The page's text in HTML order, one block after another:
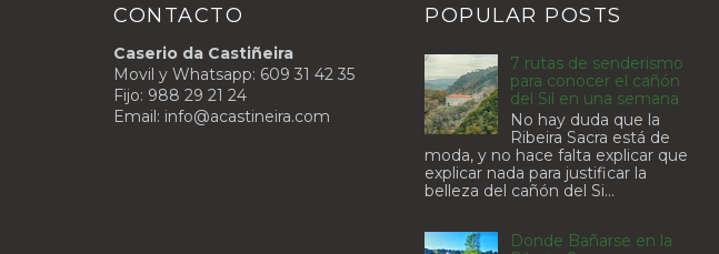
CONTACTO
Caserio da Castiñeira
Movil y Whatsapp: 609 31 42 35
Fijo: 988 29 21 24
Email: info@acastineira.com
POPULAR POSTS
7 rutas de senderismo
para conocer el cañón
del Sil en una semana
No hay duda que la
Ribeira Sacra está de
moda, y no hace falta explicar que
explicar nada para justificar la
belleza del cañón del Si...
Donde Bañarse en la